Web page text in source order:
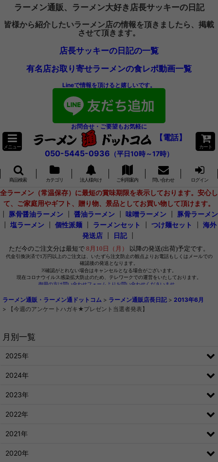
ラーメン通販、ラーメン大好き店長サッキーの日記
皆様から紹介したいラーメン店の情報を頂きましたら、掲載
させて頂きます。
店長サッキーの日記の一覧
有名店お取り寄せラーメンの食レポ動画一覧
Lineで情報を頂けると嬉しいです。
お問合せ・ご要望もお気軽に
メニュー
【電話】
050-5445-0936 （平日10時～17時）
カート
商品検索 カテゴリ 法人様向け ご利用案内 問い合わせ ログイン
全ラーメン（常温保存）に最短の賞味期限を表示しております。安心し
て、ご家庭用やギフト、贈り物、景品としてお買い物して頂けます。
豚骨醤油ラーメン 醤油ラーメン 味噌ラーメン
豚骨ラーメン
塩ラーメン 個性派麺 ラーメンセット つけ麺セット
海外
発送店
日記┃
ラーメン通販・ラーメン通ドットコム > ラーメン通販店長日記 > 2013年6月
>
【今週のアンケートハガキ★プレゼント当選者発表】
月別一覧
2025年
2024年
2023年
2022年
2021年
2020年